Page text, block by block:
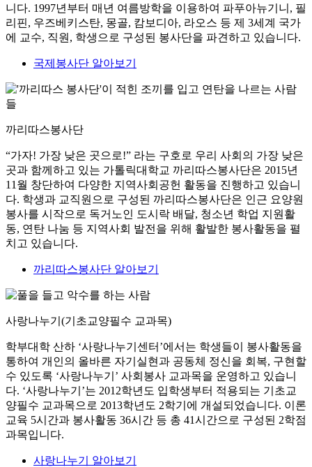
니다. 1997년부터 매년 여름방학을 이용하여 파푸아뉴기니, 필
리핀, 우즈베키스탄, 몽골, 캄보디아, 라오스 등 제 3세계 국가
에 교수, 직원, 학생으로 구성된 봉사단을 파견하고 있습니다.
국제봉사단 알아보기
까리따스봉사단
“가자! 가장 낮은 곳으로!” 라는 구호로 우리 사회의 가장 낮은
곳과 함께하고 있는 가톨릭대학교 까리따스봉사단은 2015년
11월 창단하여 다양한 지역사회공헌 활동을 진행하고 있습니
다. 학생과 교직원으로 구성된 까리따스봉사단은 인근 요양원
봉사를 시작으로 독거노인 도시락 배달, 청소년 학업 지원활
동, 연탄 나눔 등 지역사회 발전을 위해 활발한 봉사활동을 펼
치고 있습니다.
까리따스봉사단 알아보기
사랑나누기(기초교양필수 교과목)
학부대학 산하 ‘사랑나누기센터’에서는 학생들이 봉사활동을
통하여 개인의 올바른 자기실현과 공동체 정신을 회복, 구현할
수 있도록 ‘사랑나누기’ 사회봉사 교과목을 운영하고 있습니
다. ‘사랑나누기’는 2012학년도 입학생부터 적용되는 기초교
양필수 교과목으로 2013학년도 2학기에 개설되었습니다. 이론
교육 5시간과 봉사활동 36시간 등 총 41시간으로 구성된 2학점
과목입니다.
사랑나누기 알아보기